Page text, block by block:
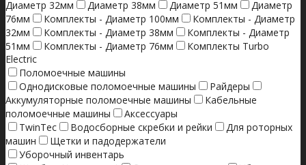
Диаметр 32мм
Диаметр 38мм Диаметр 51мм
Диаметр
76мм
Комплекты - Диаметр 100мм
Комплекты - Диаметр
32мм
Комплекты - Диаметр 38мм
Комплекты - Диаметр
51мм
Комплекты - Диаметр 76мм
Комплекты Turbo
Electric
Поломоечные машины
Однодисковые поломоечные машины
Райдеры
Аккумуляторные поломоечные машины
Кабельные
поломоечные машины
Аксессуары
TwinTec
Водосборные скребки и рейки
Для роторных
машин
Щетки и падодержатели
Уборочный инвентарь